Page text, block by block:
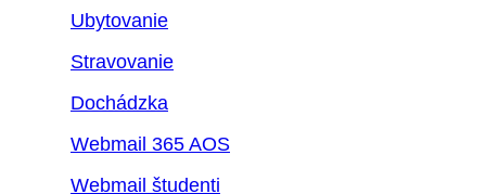
Ubytovanie
Stravovanie
Dochádzka
Webmail 365 AOS
Webmail študenti